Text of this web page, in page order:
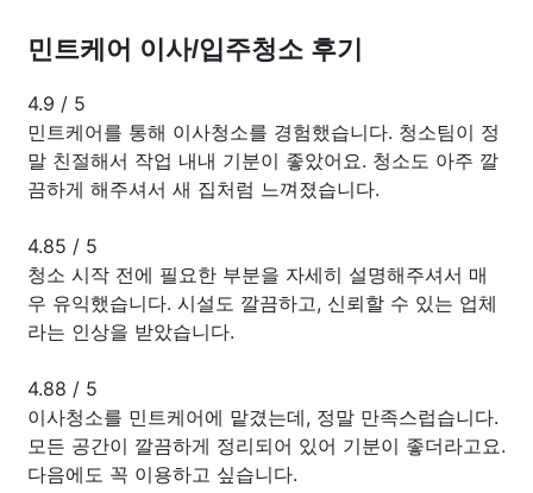
민트케어 이사/입주청소 후기
4.9 / 5
민트케어를 통해 이사청소를 경험했습니다. 청소팀이 정
말 친절해서 작업 내내 기분이 좋았어요. 청소도 아주 깔
끔하게 해주셔서 새 집처럼 느껴졌습니다.
4.85 / 5
청소 시작 전에 필요한 부분을 자세히 설명해주셔서 매
우 유익했습니다. 시설도 깔끔하고, 신뢰할 수 있는 업체
라는 인상을 받았습니다.
4.88 / 5
이사청소를 민트케어에 맡겼는데, 정말 만족스럽습니다.
모든 공간이 깔끔하게 정리되어 있어 기분이 좋더라고요.
다음에도 꼭 이용하고 싶습니다.